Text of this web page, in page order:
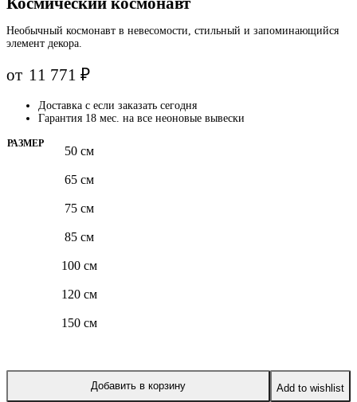
Необычный космонавт в невесомости, стильный и запоминающийся
элемент декора.
от 11 771₽
Доставка с если заказать сегодня
Гарантия 18 мес. на все неоновые вывески
РАЗМЕР
50 см
65 см
75 см
85 см
100 см
120 см
150 см
Добавить в корзину Add to wishlist